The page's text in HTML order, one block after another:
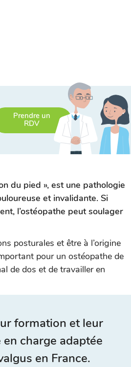
Prendre un
RDV
du pied », est une pathologie
et invalidante. Si
l’ostéopathe peut soulager
posturales et être à l’origine
pour un ostéopathe de
de dos et de travailler en
formation et leur
charge adaptée
en France.